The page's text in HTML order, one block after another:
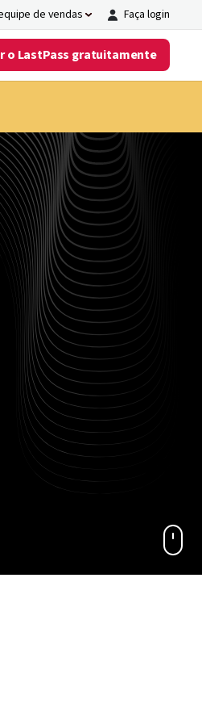
de vendas Faça login
o LastPass gratuitamente